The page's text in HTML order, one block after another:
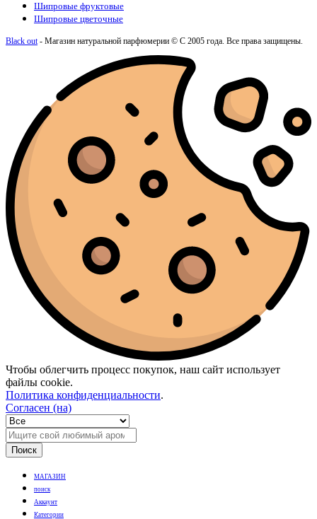
Шипровые фруктовые
Шипровые цветочные
Black out- Магазин натуральной парфюмерии © С 2005 года. Все права защищены.
Чтобы облегчить процесс покупок, наш сайт использует
файлы cookie.
Политика конфиденциальности.
Согласен (на)
Поиск
МАГАЗИН
поиск
Аккаунт
Категории